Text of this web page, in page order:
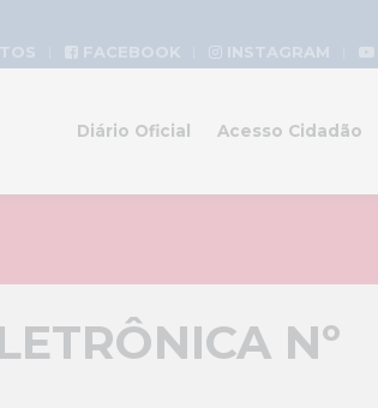
FACEBOOK INSTAGRAM
Diário Oficial Acesso Cidadão
Nº